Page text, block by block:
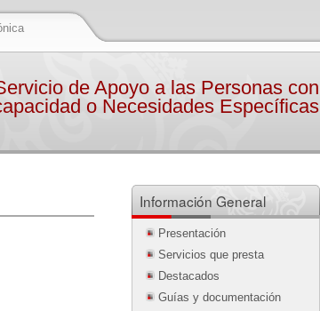
de Apoyo a las Personas con
o Necesidades Específicas
Información General
Presentación
Servicios que presta
Destacados
Guías y documentación